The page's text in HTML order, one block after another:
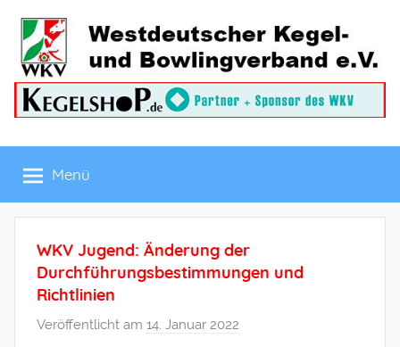
Inhalt
springen
Westdeutscher
Kegel-
und
Bowlingverband
e.V.
Menü
WKV Jugend: Änderung der
Durchführungsbestimmungen und
Richtlinien
Veröffentlicht am 14. Januar 2022